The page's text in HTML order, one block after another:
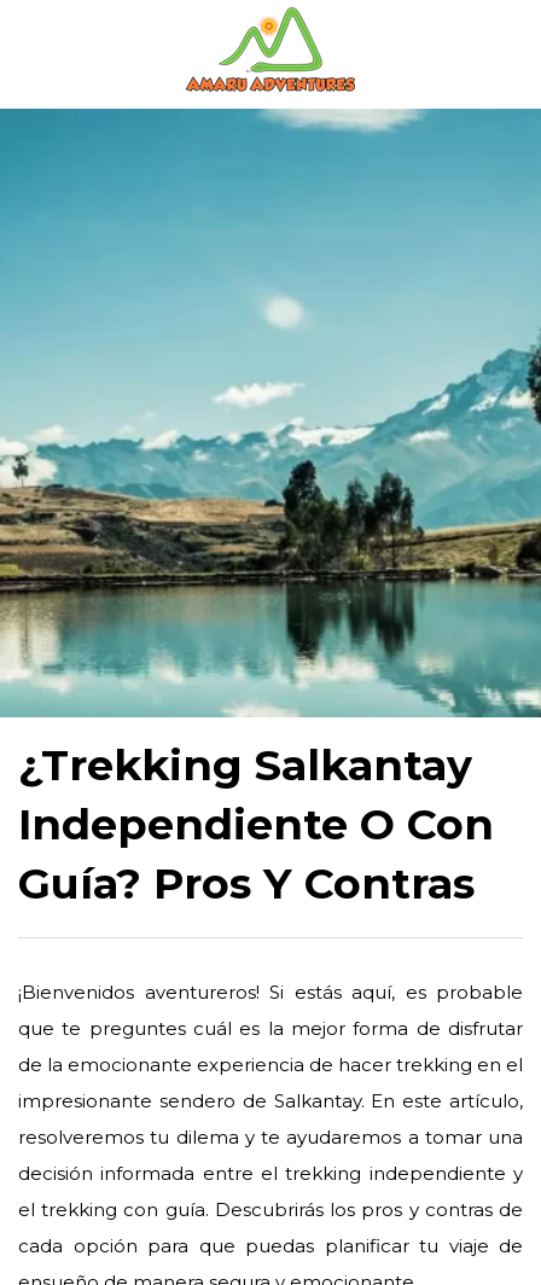
¿Trekking Salkantay
Independiente O Con
Guía? Pros Y Contras
¡Bienvenidos aventureros! Si estás aquí, es probable
que te preguntes cuál es la mejor forma de disfrutar
de la emocionante experiencia de hacer trekking en el
impresionante sendero de Salkantay. En este artículo,
resolveremos tu dilema y te ayudaremos a tomar una
decisión informada entre el trekking independiente y
el trekking con guía. Descubrirás los pros y contras de
cada opción para que puedas planificar tu viaje de